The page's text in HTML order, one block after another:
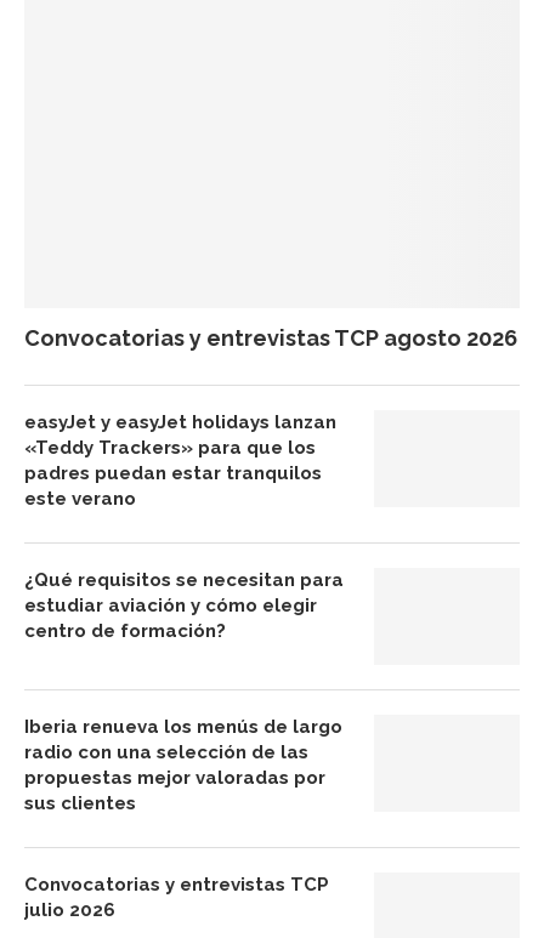
Convocatorias y entrevistas TCP agosto 2026
easyJet y easyJet holidays lanzan
«Teddy Trackers» para que los
padres puedan estar tranquilos
este verano
¿Qué requisitos se necesitan para
estudiar aviación y cómo elegir
centro de formación?
Iberia renueva los menús de largo
radio con una selección de las
propuestas mejor valoradas por
sus clientes
Convocatorias y entrevistas TCP
julio 2026